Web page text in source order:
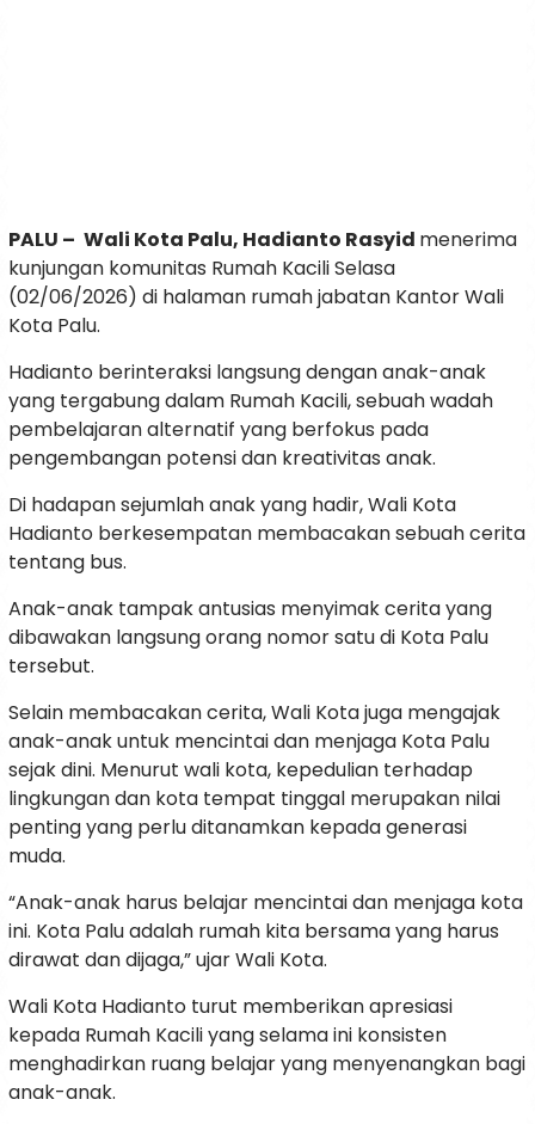
PALU – Wali Kota Palu, Hadianto Rasyid menerima
kunjungan komunitas Rumah Kacili Selasa
(02/06/2026) di halaman rumah jabatan Kantor Wali
Kota Palu.
Hadianto berinteraksi langsung dengan anak-anak
yang tergabung dalam Rumah Kacili, sebuah wadah
pembelajaran alternatif yang berfokus pada
pengembangan potensi dan kreativitas anak.
Di hadapan sejumlah anak yang hadir, Wali Kota
Hadianto berkesempatan membacakan sebuah cerita
tentang bus.
Anak-anak tampak antusias menyimak cerita yang
dibawakan langsung orang nomor satu di Kota Palu
tersebut.
Selain membacakan cerita, Wali Kota juga mengajak
anak-anak untuk mencintai dan menjaga Kota Palu
sejak dini. Menurut wali kota, kepedulian terhadap
lingkungan dan kota tempat tinggal merupakan nilai
penting yang perlu ditanamkan kepada generasi
muda.
“Anak-anak harus belajar mencintai dan menjaga kota
ini. Kota Palu adalah rumah kita bersama yang harus
dirawat dan dijaga,” ujar Wali Kota.
Wali Kota Hadianto turut memberikan apresiasi
kepada Rumah Kacili yang selama ini konsisten
menghadirkan ruang belajar yang menyenangkan bagi
anak-anak.